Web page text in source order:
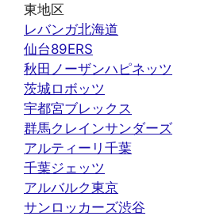
東地区
レバンガ北海道
仙台89ERS
秋田ノーザンハピネッツ
茨城ロボッツ
宇都宮ブレックス
群馬クレインサンダーズ
アルティーリ千葉
千葉ジェッツ
アルバルク東京
サンロッカーズ渋谷